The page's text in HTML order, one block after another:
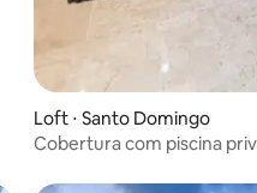
Loft ⋅ Santo Domingo
Cobertura com piscina